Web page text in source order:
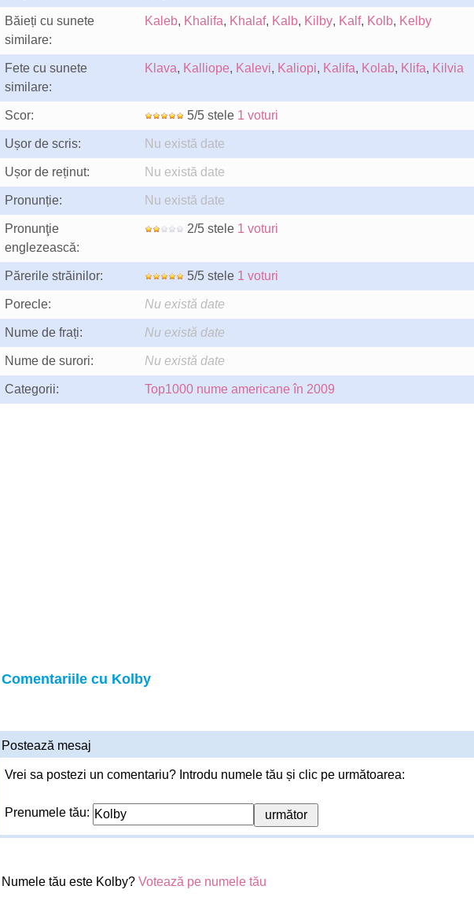
Băieți cu sunete
similare:
Kaleb, Khalifa, Khalaf, Kalb, Kilby, Kalf, Kolb, Kelby
Fete cu sunete
similare:
Klava, Kalliope, Kalevi, Kaliopi, Kalifa, Kolab, Klifa, Kilvia
Scor: 5/5 stele 1 voturi
Ușor de scris: Nu există date
Ușor de reținut: Nu există date
Pronunție: Nu există date
Pronunţie
englezească:
2/5 stele 1 voturi
Părerile străinilor: 5/5 stele 1 voturi
Porecle: Nu există date
Nume de frați: Nu există date
Nume de surori: Nu există date
Categorii: Top1000 nume americane în 2009
Comentariile cu Kolby
Postează mesaj
Vrei sa postezi un comentariu? Introdu numele tău și clic pe următoarea:
Prenumele tău:
Numele tău este Kolby? Votează pe numele tău